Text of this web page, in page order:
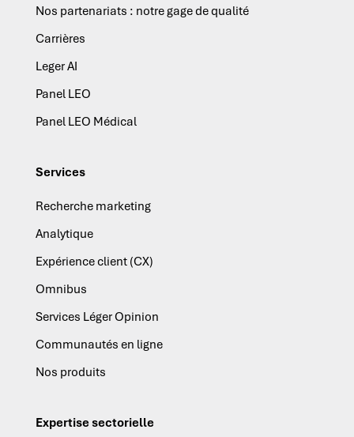
Nos partenariats : notre gage de qualité
Carrières
Leger AI
Panel LEO
Panel LEO Médical
Services
Recherche marketing
Analytique
Expérience client (CX)
Omnibus
Services Léger Opinion
Communautés en ligne
Nos produits
Expertise sectorielle